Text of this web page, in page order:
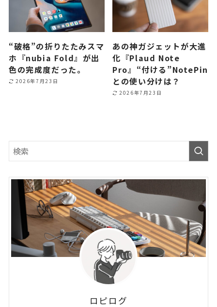
“破格”の折りたたみスマ
ホ『nubia Fold』が出
色の完成度だった。
2026年7月23日
あの神ガジェットが大進
化『Plaud Note
Pro』“付ける”NotePin
との使い分けは？
2026年7月23日
ロピログ